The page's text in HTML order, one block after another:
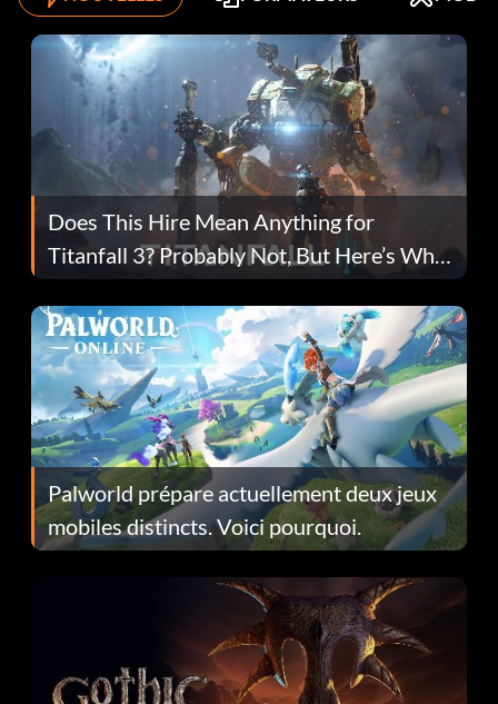
Does This Hire Mean Anything for
Titanfall 3? Probably Not, But Here’s Why
Fans Are Hopeful
Palworld prépare actuellement deux jeux
mobiles distincts. Voici pourquoi.